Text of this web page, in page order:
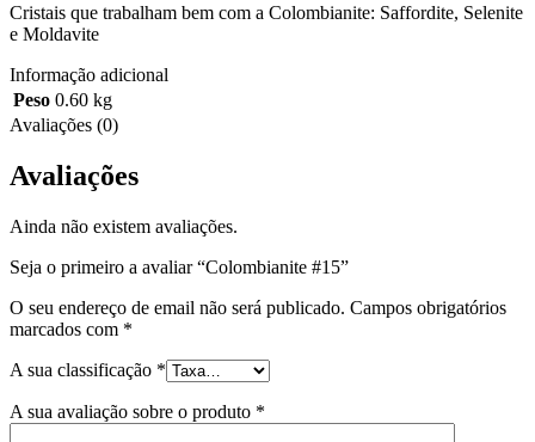
Cristais que trabalham bem com a Colombianite: Saffordite, Selenite
e Moldavite
Informação adicional
Peso 0.60 kg
Avaliações (0)
Avaliações
Ainda não existem avaliações.
Seja o primeiro a avaliar “Colombianite #15”
O seu endereço de email não será publicado. Campos obrigatórios
marcados com *
A sua classificação *
A sua avaliação sobre o produto *